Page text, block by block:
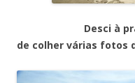
Desci à praia e
de colher várias fotos